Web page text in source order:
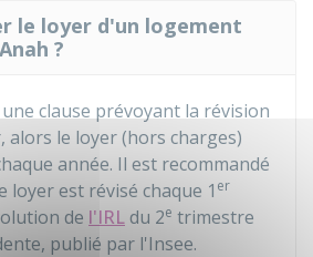
le loyer d'un logement
?
clause prévoyant la révision
alors le loyer (hors charges)
année. Il est recommandé
loyer est révisé chaque 1 er
de l'IRLdu 2e trimestre
publié par l'Insee.